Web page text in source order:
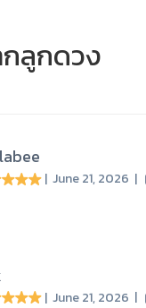
กลูกดวง
| June 21, 2026 |
| June 21, 2026 |